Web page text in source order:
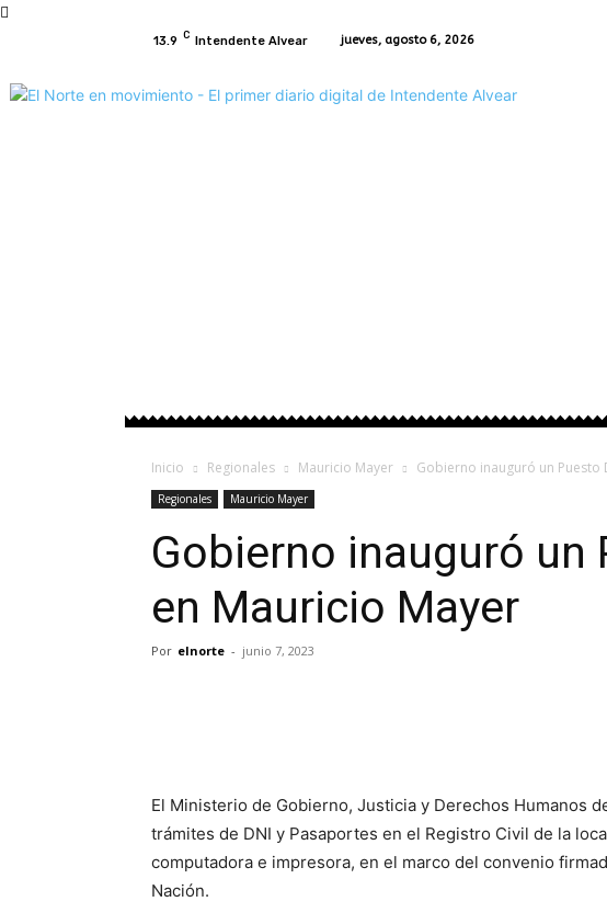
13.9 C Intendente Alvear jueves, agosto 6, 2026
Inicio Regionales Mauricio Mayer Gobierno inauguró un Puesto
Regionales Mauricio Mayer
Gobierno inauguró un
en Mauricio Mayer
Por elnorte - junio 7, 2023
El Ministerio de Gobierno, Justicia y Derechos Humanos
trámites de DNI y Pasaportes en el Registro Civil de la
computadora e impresora, en el marco del convenio
Nación.